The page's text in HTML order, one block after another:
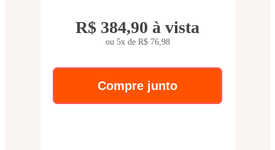
R$ 384,90 à vista
ou 5x de R$ 76,98
Compre junto